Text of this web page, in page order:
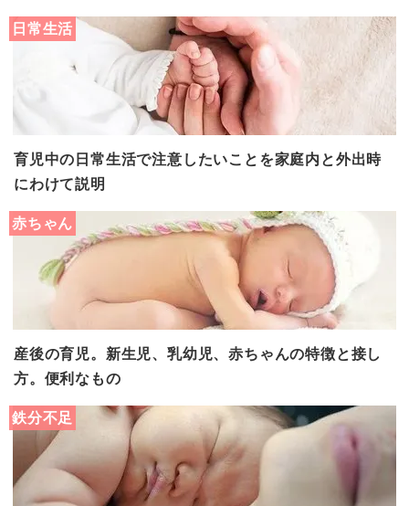
日常生活
育児中の日常生活で注意したいことを家庭内と外出時
にわけて説明
赤ちゃん
産後の育児。新生児、乳幼児、赤ちゃんの特徴と接し
方。便利なもの
鉄分不足